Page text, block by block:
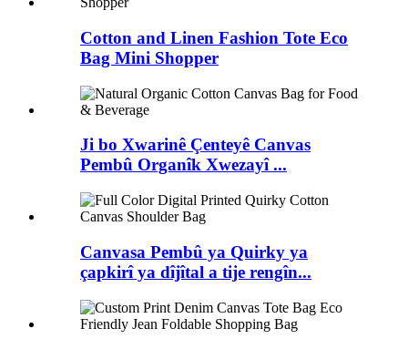
Cotton and Linen Fashion Tote Eco
Bag Mini Shopper
Ji bo Xwarinê Çenteyê Canvas
Pembû Organîk Xwezayî ...
Canvasa Pembû ya Quirky ya
çapkirî ya dîjîtal a tije rengîn...